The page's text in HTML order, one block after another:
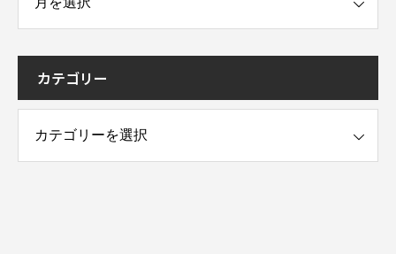
カテゴリー